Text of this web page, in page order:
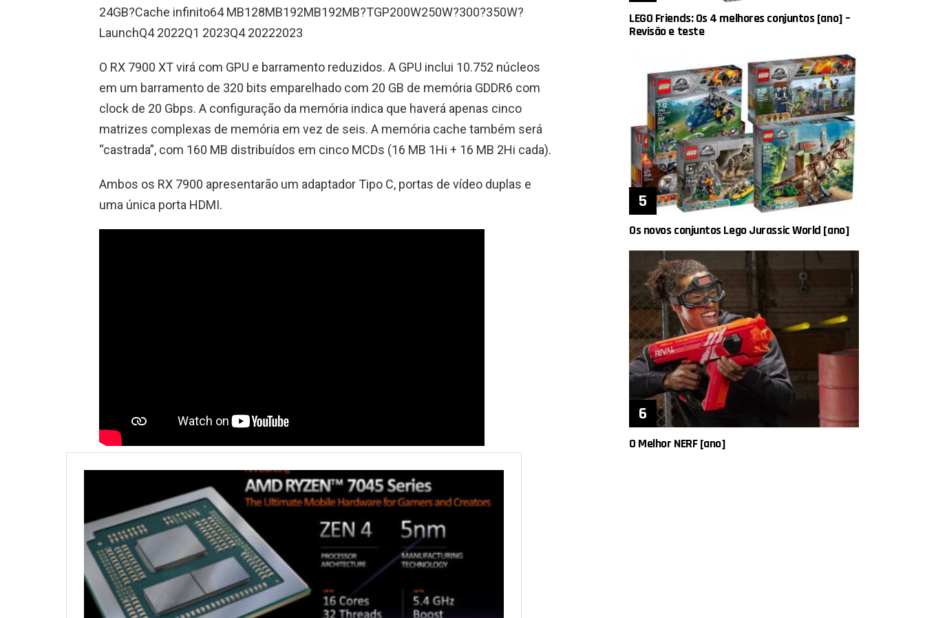
24GB?Cache infinito64 MB128MB192MB192MB?TGP200W250W?300?350W?
LaunchQ4 2022Q1 2023Q4 20222023
O RX 7900 XT virá com GPU e barramento reduzidos. A GPU inclui 10.752 núcleos
em um barramento de 320 bits emparelhado com 20 GB de memória GDDR6 com
clock de 20 Gbps. A configuração da memória indica que haverá apenas cinco
matrizes complexas de memória em vez de seis. A memória cache também será
“castrada”, com 160 MB distribuídos em cinco MCDs (16 MB 1Hi + 16 MB 2Hi cada).
Ambos os RX 7900 apresentarão um adaptador Tipo C, portas de vídeo duplas e
uma única porta HDMI.
LEGO Friends: Os 4 melhores conjuntos [ano] –
Revisão e teste
Os novos conjuntos Lego Jurassic World [ano]
O Melhor NERF [ano]